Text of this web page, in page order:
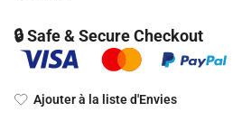
🔒 Safe & Secure Checkout
Ajouter à la liste d'Envies